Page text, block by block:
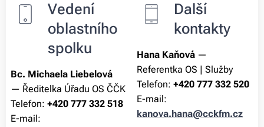
Vedení
oblastního
spolku
Bc. Michaela Liebelová
— Ředitelka Úřadu OS ČČK
Telefon: +420 777 332 518
E-mail:
Další
kontakty
Hana Kaňová —
Referentka OS | Služby
Telefon: +420 777 332 520
E-mail:
kanova.hana@cckfm.cz